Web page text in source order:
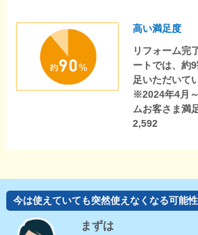
高い満足度
リフォーム完
ートでは、約
足いただいて
※2024年4月
ムお客さま満
2,592
今は使えていても突然使えなくなる可能
まずは